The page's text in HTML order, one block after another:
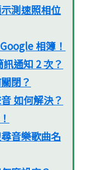
測速照相位
相簿！
通知 2 次？
閉？
如何解決？
音樂歌曲名